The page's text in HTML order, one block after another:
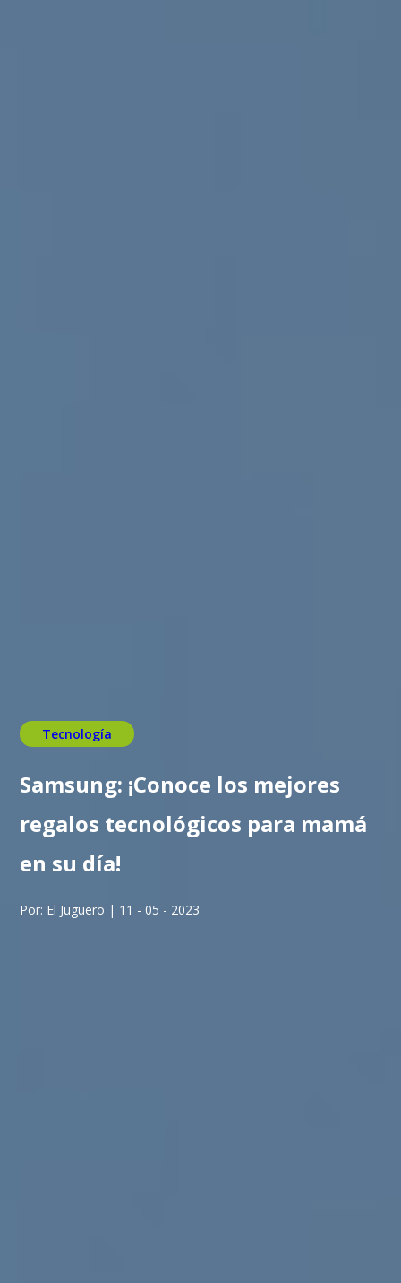
Tecnología
Samsung: ¡Conoce los mejores
regalos tecnológicos para mamá
en su día!
Por: El Juguero | 11 - 05 - 2023